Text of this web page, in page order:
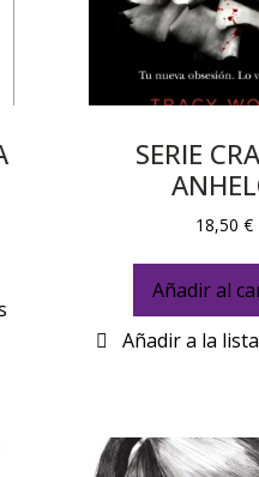
SERIE
18,50€
Añadir al